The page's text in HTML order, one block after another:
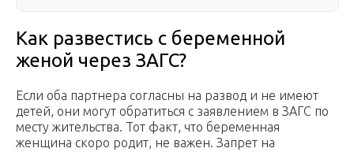
Как развестись с беременной
женой через ЗАГС?
Если оба партнера согласны на развод и не имеют
детей, они могут обратиться с заявлением в ЗАГС по
месту жительства. Тот факт, что беременная
женщина скоро родит, не важен. Запрет на